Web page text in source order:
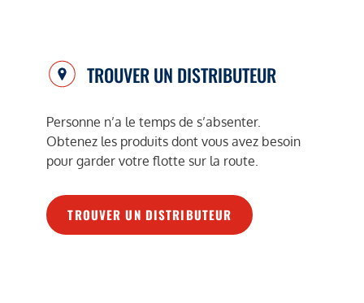
TROUVER UN DISTRIBUTEUR
Personne n’a le temps de s’absenter.
Obtenez les produits dont vous avez besoin
pour garder votre flotte sur la route.
TROUVER UN DISTRIBUTEUR